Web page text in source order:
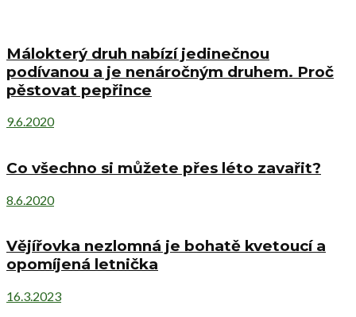
Málokterý druh nabízí jedinečnou
podívanou a je nenáročným druhem. Proč
pěstovat pepřince
9.6.2020
Co všechno si můžete přes léto zavařit?
8.6.2020
Vějířovka nezlomná je bohatě kvetoucí a
opomíjená letnička
16.3.2023